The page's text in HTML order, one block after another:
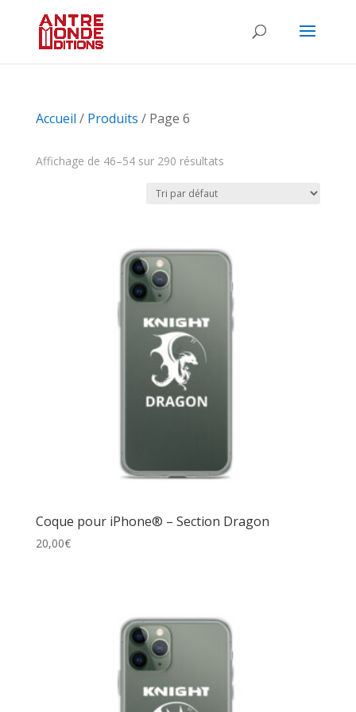
Accueil / Produits / Page 6
Affichage de 46–54 sur 290 résultats
Coque pour iPhone® – Section Dragon
20,00€